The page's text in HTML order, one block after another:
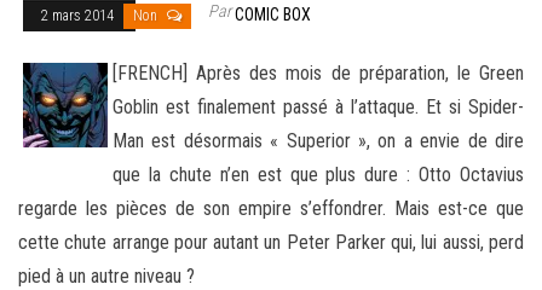
2 mars 2014 Non ParCOMIC BOX
[FRENCH] Après des mois de préparation, le Green
Goblin est finalement passé à l’attaque. Et si Spider-
Man est désormais « Superior », on a envie de dire
que la chute n’en est que plus dure : Otto Octavius
regarde les pièces de son empire s’effondrer. Mais est-ce que
cette chute arrange pour autant un Peter Parker qui, lui aussi, perd
pied à un autre niveau ?